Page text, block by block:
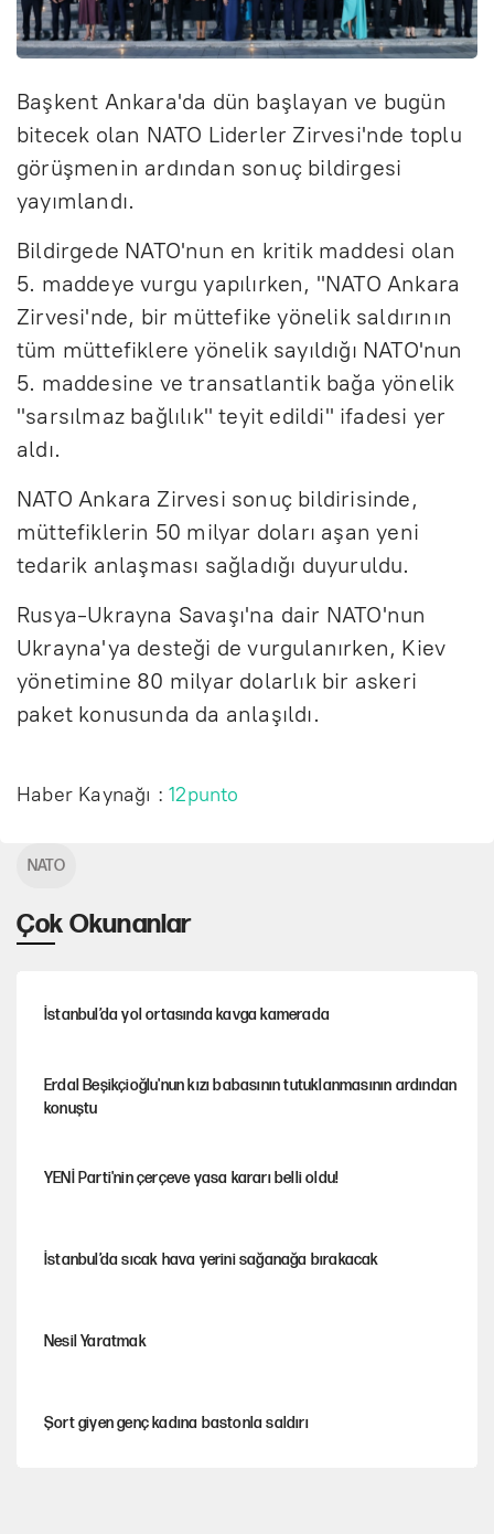
Başkent Ankara'da dün başlayan ve bugün
bitecek olan NATO Liderler Zirvesi'nde toplu
görüşmenin ardından sonuç bildirgesi
yayımlandı.
Bildirgede NATO'nun en kritik maddesi olan
5. maddeye vurgu yapılırken, "NATO Ankara
Zirvesi'nde, bir müttefike yönelik saldırının
tüm müttefiklere yönelik sayıldığı NATO'nun
5. maddesine ve transatlantik bağa yönelik
"sarsılmaz bağlılık" teyit edildi" ifadesi yer
aldı.
NATO Ankara Zirvesi sonuç bildirisinde,
müttefiklerin 50 milyar doları aşan yeni
tedarik anlaşması sağladığı duyuruldu.
Rusya-Ukrayna Savaşı'na dair NATO'nun
Ukrayna'ya desteği de vurgulanırken, Kiev
yönetimine 80 milyar dolarlık bir askeri
paket konusunda da anlaşıldı.
Haber Kaynağı :12punto
Çok Okunanlar
İstanbul’da yol ortasında kavga kamerada
Erdal Beşikçioğlu'nun kızı babasının tutuklanmasının ardından
konuştu
YENİ Parti'nin çerçeve yasa kararı belli oldu!
İstanbul’da sıcak hava yerini sağanağa bırakacak
Nesil Yaratmak
Şort giyen genç kadına bastonla saldırı
NATO